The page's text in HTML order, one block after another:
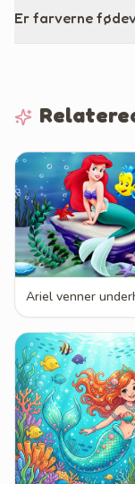
Er farverne
Ariel venner